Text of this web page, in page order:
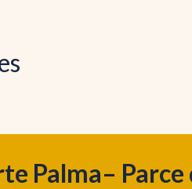
Palma–